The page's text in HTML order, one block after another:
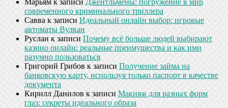
Марьям к записи Джентльмены: погружение в мир
современного криминального триллера
Савва к записи Идеальный онлайн выбор: игровые
автоматы Вулкан
Руслан к записи Почему всё больше людей выбирают
казино онлайн: реальные преимущества и как ими
разумно пользоваться
Григорий Грибов к записи Получение займа на
банковскую карту, используя только паспорт в качестве
документа
Кирилл Данилов к записи Макияж для разных форм
глаз: секреты идеального образа